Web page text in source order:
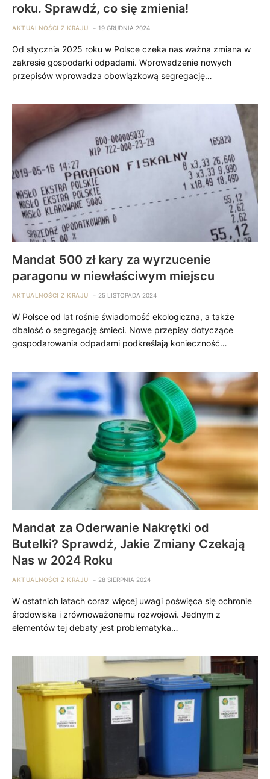
roku. Sprawdź, co się zmienia!
AKTUALNOŚCI Z KRAJU 19 GRUDNIA 2024
Od stycznia 2025 roku w Polsce czeka nas ważna zmiana w
zakresie gospodarki odpadami. Wprowadzenie nowych
przepisów wprowadza obowiązkową segregację…
Mandat 500 zł kary za wyrzucenie
paragonu w niewłaściwym miejscu
AKTUALNOŚCI Z KRAJU 25 LISTOPADA 2024
W Polsce od lat rośnie świadomość ekologiczna, a także
dbałość o segregację śmieci. Nowe przepisy dotyczące
gospodarowania odpadami podkreślają konieczność…
Mandat za Oderwanie Nakrętki od
Butelki? Sprawdź, Jakie Zmiany Czekają
Nas w 2024 Roku
AKTUALNOŚCI Z KRAJU 28 SIERPNIA 2024
W ostatnich latach coraz więcej uwagi poświęca się ochronie
środowiska i zrównoważonemu rozwojowi. Jednym z
elementów tej debaty jest problematyka…